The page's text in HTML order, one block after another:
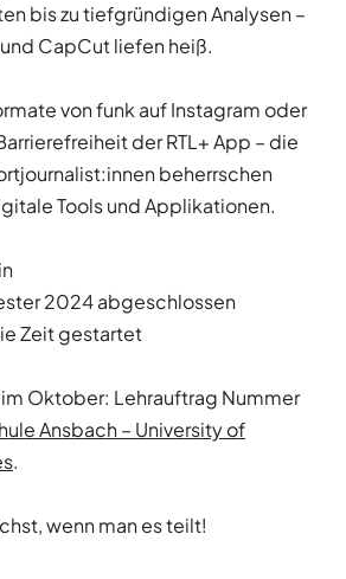
bis zu tiefgründigen Analysen –
CapCut liefen heiß.
von funk auf Instagram oder
der RTL+ App – die
beherrschen
Tools und Applikationen.
2024 abgeschlossen
Zeit gestartet
Oktober: Lehrauftrag Nummer
Ansbach – University of
.
wenn man es teilt!